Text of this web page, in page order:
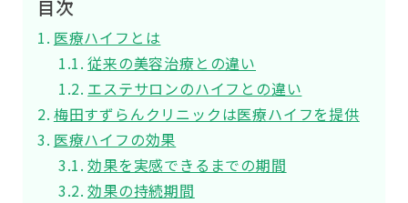
目次
医療ハイフとは
従来の美容治療との違い
エステサロンのハイフとの違い
梅田すずらんクリニックは医療ハイフを提供
医療ハイフの効果
効果を実感できるまでの期間
効果の持続期間